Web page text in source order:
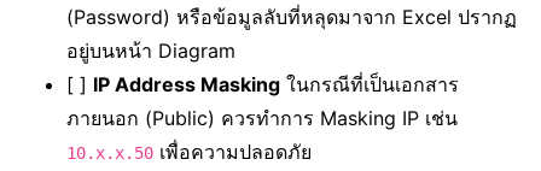
(Password) หรือข้อมูลลับที่หลุดมาจาก Excel ปรากฏ
อยู่บนหน้า Diagram
[ ] IP Address Masking ในกรณีที่เป็นเอกสาร
ภายนอก (Public) ควรทำการ Masking IP เช่น
10.x.x.50 เพื่อความปลอดภัย